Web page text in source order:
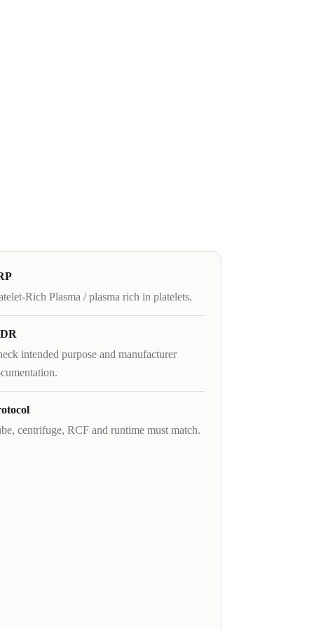
Rich Plasma / plasma rich in platelets.
intended purpose and manufacturer
centrifuge, RCF and runtime must match.